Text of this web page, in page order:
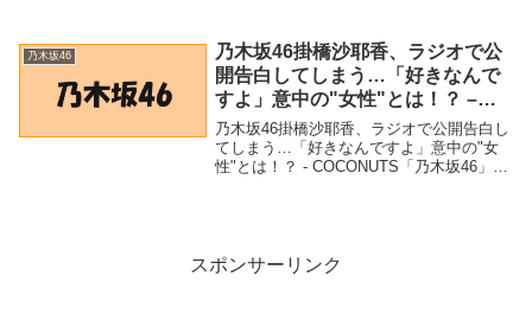
BB新CMに出演（...
乃木坂46
乃木坂46掛橋沙耶香、ラジオで公
開告白してしまう…「好きなんで
すよ」意中の"女性"とは！？ –
COCONUTS
乃木坂46掛橋沙耶香、ラジオで公開告白し
てしまう…「好きなんですよ」意中の"女
性"とは！？ - COCONUTS「乃木坂46」関
スポンサーリンク